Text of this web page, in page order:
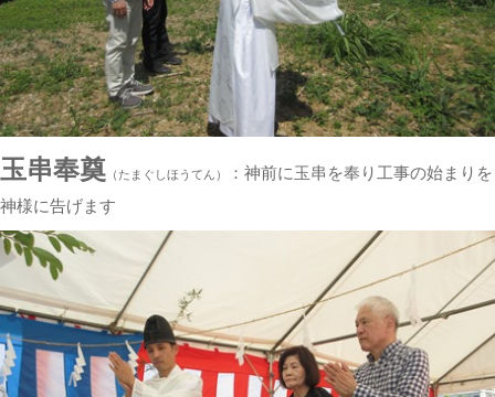
玉串奉奠 （たまぐしほうてん）
：神前に玉串を奉り工事の始まりを
神様に告げます